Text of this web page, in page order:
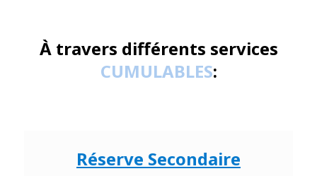
À travers différents services
CUMULABLES:
Réserve Secondaire